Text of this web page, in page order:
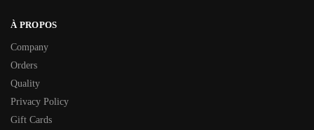
À PROPOS
Company
Orders
Quality
Privacy Policy
Gift Cards